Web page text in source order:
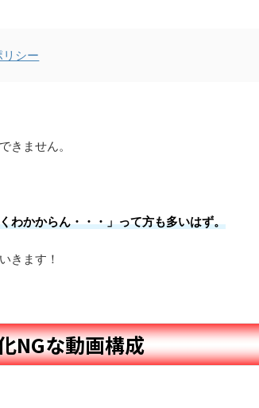
シー
きません。
わかからん・・・」って方も多いはず。
きます！
NGな動画構成